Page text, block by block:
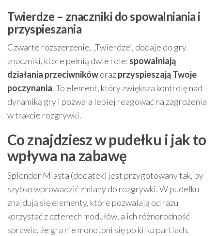
Twierdze – znaczniki do spowalniania i
przyspieszania
Czwarte rozszerzenie, „Twierdze”, dodaje do gry
znaczniki, które pełnią dwie role: spowalniają
działania przeciwnikóworazprzyspieszają Twoje
poczynania. To element, który zwiększa kontrolę nad
dynamiką gry i pozwala lepiej reagować na zagrożenia
w trakcie rozgrywki.
Co znajdziesz w pudełku i jak to
wpływa na zabawę
Splendor Miasta (dodatek) jest przygotowany tak, by
szybko wprowadzić zmiany do rozgrywki. W pudełku
znajdują się elementy, które pozwalają od razu
korzystać z czterech modułów, a ich różnorodność
sprawia, że gra nie monotoni się po kilku partiach.